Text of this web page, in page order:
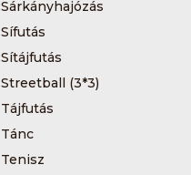
Sárkányhajózás
Sífutás
Sítájfutás
Streetball (3*3)
Tájfutás
Tánc
Tenisz